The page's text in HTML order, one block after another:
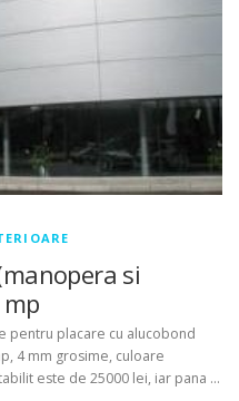
si
pentru placare cu alucobond
4 mm grosime, culoare
este de 25000 lei, iar pana …